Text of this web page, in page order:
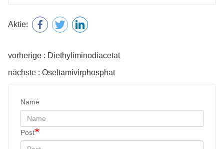
Aktie:
vorherige : Diethyliminodiacetat
nächste : Oseltamivirphosphat
Name
Post